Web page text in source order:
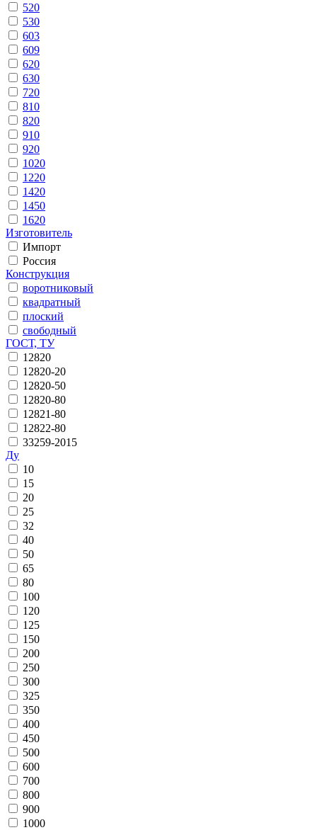
520
530
603
609
620
630
720
810
820
910
920
1020
1220
1420
1450
1620
Изготовитель
Импорт
Россия
Конструкция
воротниковый
квадратный
плоский
свободный
ГОСТ, ТУ
12820
12820-20
12820-50
12820-80
12821-80
12822-80
33259-2015
Ду
10
15
20
25
32
40
50
65
80
100
120
125
150
200
250
300
325
350
400
450
500
600
700
800
900
1000